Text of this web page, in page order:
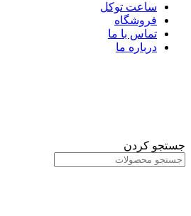
ساعت توکل
فروشگاه
تماس با ما
درباره ما
جستجو کردن